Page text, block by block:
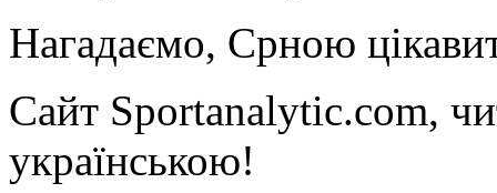
Нагадаємо, Срною
Сайт Sportanalytic.com,
українською!